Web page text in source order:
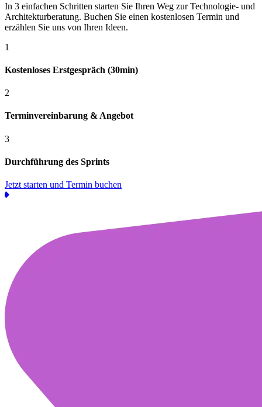
In 3 einfachen Schritten starten Sie Ihren Weg zur Technologie- und
Architekturberatung. Buchen Sie einen kostenlosen Termin und
erzählen Sie uns von Ihren Ideen.
1
Kostenloses Erstgespräch (30min)
2
Terminvereinbarung & Angebot
3
Durchführung des Sprints
Jetzt starten und Termin buchen